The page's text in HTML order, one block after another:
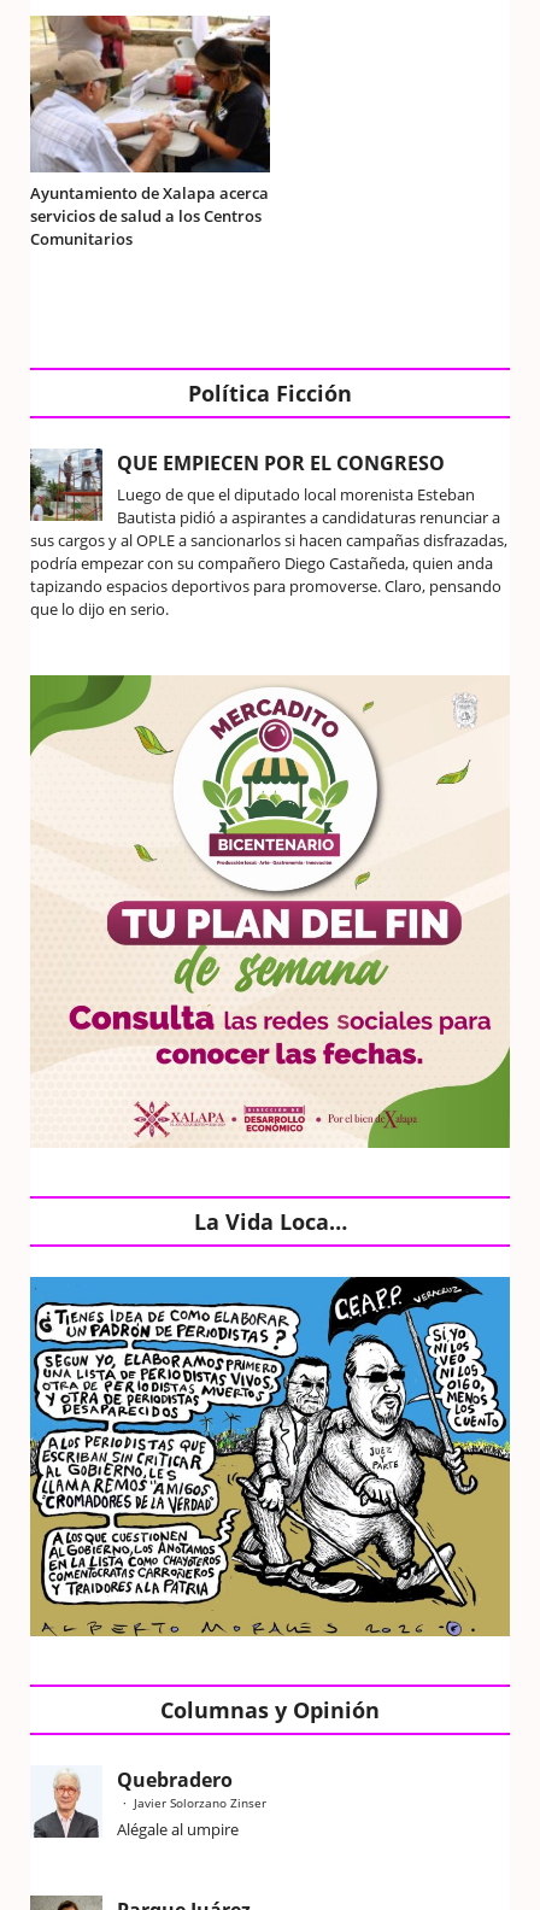
Ayuntamiento de Xalapa acerca
servicios de salud a los Centros
Comunitarios
Política Ficción
QUE EMPIECEN POR EL CONGRESO
Luego de que el diputado local morenista Esteban
Bautista pidió a aspirantes a candidaturas renunciar a
sus cargos y al OPLE a sancionarlos si hacen campañas disfrazadas,
podría empezar con su compañero Diego Castañeda, quien anda
tapizando espacios deportivos para promoverse. Claro, pensando
que lo dijo en serio.
La Vida Loca…
Columnas y Opinión
Quebradero
Javier Solorzano Zinser
Alégale al umpire